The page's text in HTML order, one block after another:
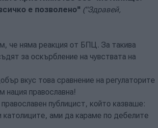
е позволено" ("Здравей,
че няма реакция от БПЦ. За такива
за оскърбление на чувствата на
вкус това сравнение на регулаторите
нация православна!
публицист, който казваше:
ами да караме по дебелите